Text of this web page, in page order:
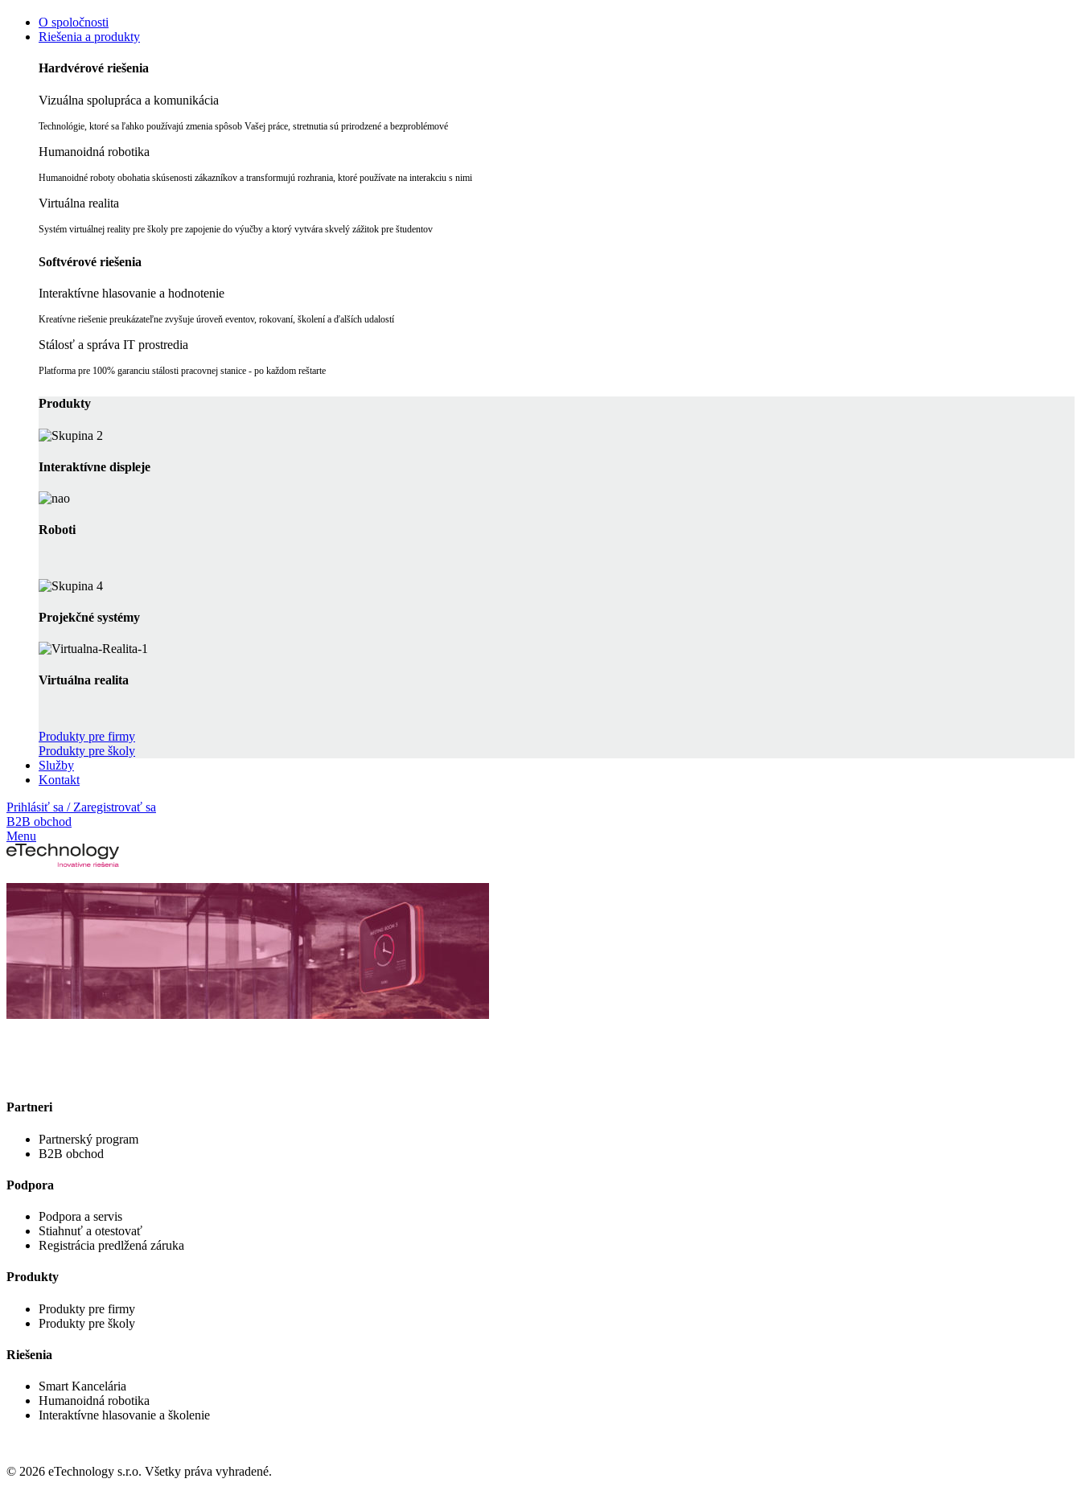
O spoločnosti
Riešenia a produkty
Hardvérové riešenia
Vizuálna spolupráca a komunikácia
Technológie, ktoré sa ľahko používajú zmenia spôsob Vašej práce, stretnutia sú prirodzené a bezproblémové
Humanoidná robotika
Humanoidné roboty obohatia skúsenosti zákazníkov a transformujú rozhrania, ktoré používate na interakciu s nimi
Virtuálna realita
Systém virtuálnej reality pre školy pre zapojenie do výučby a ktorý vytvára skvelý zážitok pre študentov
Softvérové riešenia
Interaktívne hlasovanie a hodnotenie
Kreatívne riešenie preukázateľne zvyšuje úroveň eventov, rokovaní, školení a ďalších udalostí
Stálosť a správa IT prostredia
Platforma pre 100% garanciu stálosti pracovnej stanice - po každom reštarte
Produkty
Interaktívne displeje
Roboti
Projekčné systémy
Virtuálna realita
Produkty pre firmy
Produkty pre školy
Služby
Kontakt
Prihlásiť sa / Zaregistrovať sa
B2B obchod
Menu
Partneri
Partnerský program
B2B obchod
Podpora
Podpora a servis
Stiahnuť a otestovať
Registrácia predlžená záruka
Produkty
Produkty pre firmy
Produkty pre školy
Riešenia
Smart Kancelária
Humanoidná robotika
Interaktívne hlasovanie a školenie
© 2026 eTechnology s.r.o. Všetky práva vyhradené.